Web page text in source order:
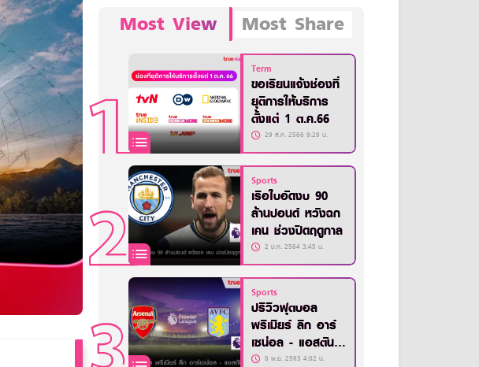
Most View Most Share
Term
ขอเรียนแจ้งช่องที่
ยุติการให้บริการ
ตั้งแต่ 1 ต.ค.66
29 ส.ค. 2566 9:29 น.
Sports
เรือใบอัดงบ 90
ล้านปอนด์ หวังฉก
เคน ช่วงปิดฤดูกาล
2 ม.ค. 2564 3:45 น.
Sports
ปรีวิวฟุตบอล
พรีเมียร์ ลีก อาร์
เซน่อล - แอสตัน
วิลล่า8 พ.ย. 2563 4:02 น.